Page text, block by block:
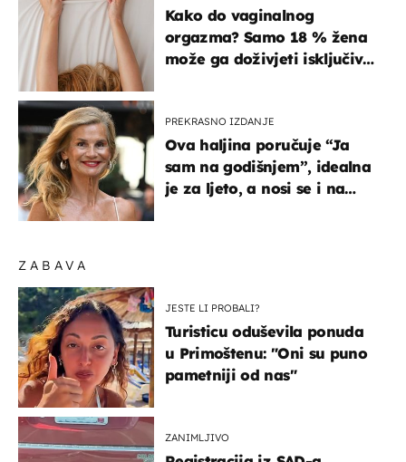
ZABAVA
JESTE LI PROBALI?
Turisticu oduševila ponuda
u Primoštenu: "Oni su puno
pametniji od nas"
ZANIMLJIVO
Kako do vaginalnog
orgazma? Samo 18 % žena
može ga doživjeti isključivo
PREKRASNO IZDANJE
Ova haljina poručuje “Ja
sam na godišnjem”, idealna
je za ljeto, a nosi se i na